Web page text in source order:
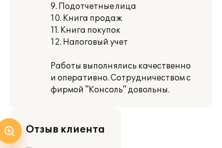
9. Подотчетные лица
10. Книга продаж
11. Книга покупок
12. Налоговый учет
Работы выполнялись качественно
и оперативно. Сотрудничеством с
фирмой "Консоль" довольны.
Отзыв клиента